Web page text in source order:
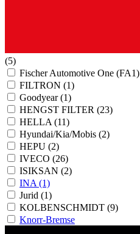
(5)
Fischer Automotive One (FA1)
FILTRON (1)
Goodyear(1)
HENGST FILTER (23)
HELLA (11)
Hyundai/Kia/Mobis (2)
HEPU (2)
IVECO (26)
ISIKSAN (2)
INA (1)
Jurid (1)
KOLBENSCHMIDT (9)
Knorr-Bremse